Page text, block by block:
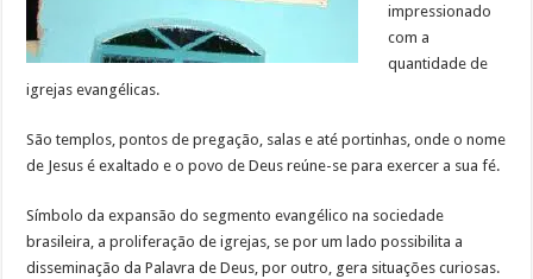
impressionado
com a
quantidade de
igrejas evangélicas.
São templos, pontos de pregação, salas e até portinhas, onde o nome
de Jesus é exaltado e o povo de Deus reúne-se para exercer a sua fé.
Símbolo da expansão do segmento evangélico na sociedade
brasileira, a proliferação de igrejas, se por um lado possibilita a
disseminação da Palavra de Deus, por outro, gera situações curiosas.